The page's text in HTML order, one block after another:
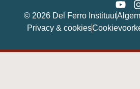
© 2026 Del Ferro Instituut
Privacy & cookies